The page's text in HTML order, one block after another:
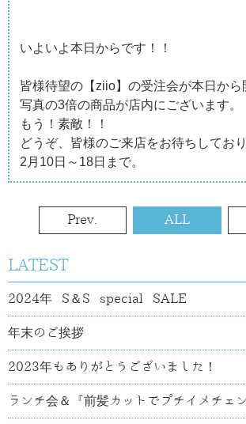
いよいよ本日からです！！
皆様待望の【ziio】の受注会が本日から
写真の3倍の商品が店内にございます。
もう！素敵！！
どうぞ、皆様のご来店をお待ちしており
2月10日～18日まで。
Prev. ALL
LATEST
2024年 S＆S special SALE
年末のご挨拶
2023年もありがとうございました！
ランチ会＆『前髪カットでプチイメチェン